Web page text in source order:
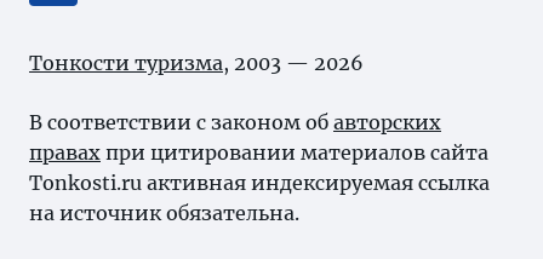
Тонкости туризма, 2003 — 2026
В соответствии с законом об авторских
правах при цитировании материалов сайта
Tonkosti.ru активная индексируемая ссылка
на источник обязательна.